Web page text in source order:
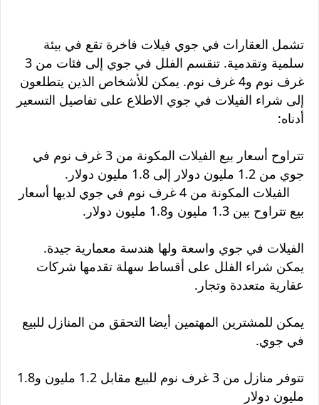
تشمل العقارات في جوي فيلات فاخرة تقع في بيئة
سلمية وتقدمية. تنقسم الفلل في جوي إلى فئات من 3
غرف نوم و4 غرف نوم. يمكن للأشخاص الذين يتطلعون
إلى شراء الفيلات في جوي الاطلاع على تفاصيل التسعير
أدناه:
تتراوح أسعار بيع الفيلات المكونة من 3 غرف نوم في
جوي من 1.2 مليون دولار إلى 1.8 مليون دولار.
الفيلات المكونة من 4 غرف نوم في جوي لديها أسعار
بيع تتراوح بين 1.3 مليون و1.8 مليون دولار.
الفيلات في جوي واسعة ولها هندسة معمارية جيدة.
يمكن شراء الفلل على أقساط سهلة تقدمها شركات
عقارية متعددة وتجار.
يمكن للمشترين المهتمين أيضا التحقق من المنازل للبيع
في جوي.
تتوفر منازل من 3 غرف نوم للبيع مقابل 1.2 مليون و1.8
مليون دولار